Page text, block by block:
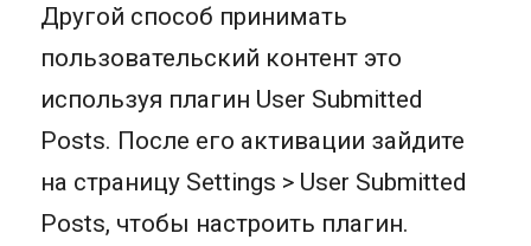
Другой способ принимать
пользовательский контент это
используя плагин User Submitted
Posts. После его активации зайдите
на страницу Settings > User Submitted
Posts, чтобы настроить плагин.